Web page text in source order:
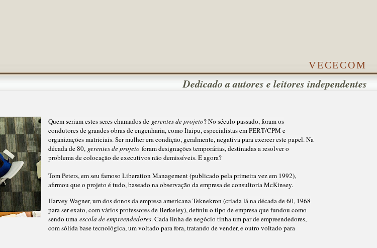
vececom
Dedicado a autores e leitores independentes
Quem seriam estes seres chamados de gerentes de projeto? No século passado, foram os
condutores de grandes obras de engenharia, como Itaipu, especialistas em PERT/CPM e
organizações matriciais. Ser mulher era condição, geralmente, negativa para exercer este papel. Na
década de 80, gerentes de projeto foram designações temporárias, destinadas a resolver o
problema de colocação de executivos não demissíveis. E agora?
Tom Peters, em seu famoso Liberation Management (publicado pela primeira vez em 1992),
afirmou que o projeto é tudo, baseado na observação da empresa de consultoria McKinsey.
Harvey Wagner, um dos donos da empresa americana Teknekron (criada lá na década de 60, 1968
para ser exato, com vários professores de Berkeley), definiu o tipo de empresa que fundou como
sendo umaescola de empreendedores. Cada linha de negócio tinha um par de empreendedores,
com sólida base tecnológica, um voltado para fora, tratando de vender, e outro voltado para